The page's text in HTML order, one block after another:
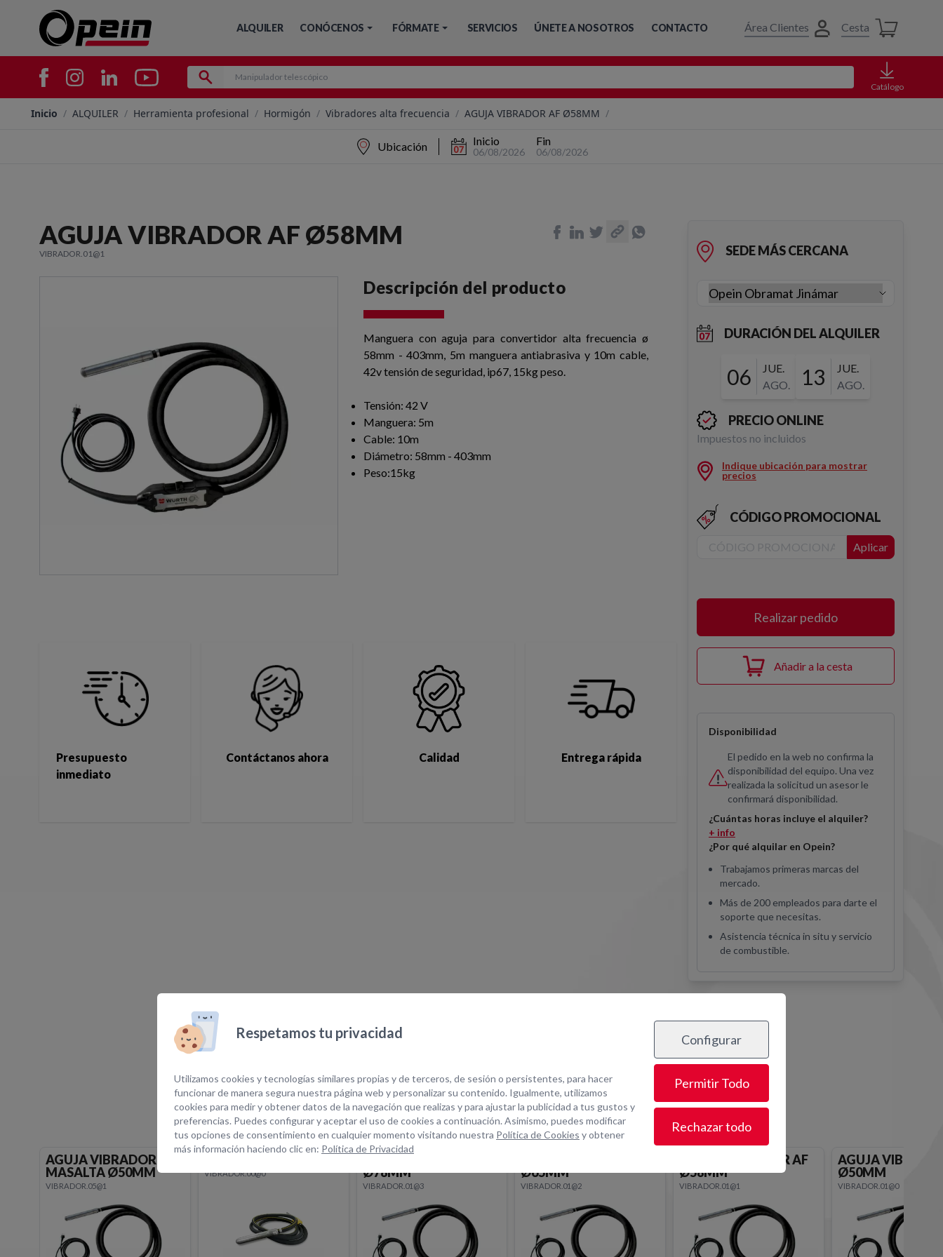
ALQUILER CONÓCENOS FÓRMATE SERVICIOS ÚNETE A NOSOTROS CONTACTO Área Clientes Cesta
Catálogo
Inicio / ALQUILER / Herramienta profesional / Hormigón / Vibradores alta frecuencia / AGUJA VIBRADOR AF Ø58MM /
Ubicación Inicio
06/08/2026
Fin
06/08/2026
AGUJA VIBRADOR AF Ø58MM
VIBRADOR.01@1
Descripción del producto
Manguera con aguja para convertidor alta frecuencia ø
58mm - 403mm, 5m manguera antiabrasiva y 10m cable,
42v tensión de seguridad, ip67, 15kg peso.
Tensión: 42 V
Manguera: 5m
Cable: 10m
Diámetro: 58mm - 403mm
Peso:15kg
Presupuesto
inmediato
Contáctanos ahora Calidad Entrega rápida
SEDE MÁS CERCANA
DURACIÓN DEL ALQUILER
06
JUE.
AGO.
13
JUE.
AGO.
PRECIO ONLINE
Impuestos no incluidos
Indique ubicación para mostrar
precios
CÓDIGO PROMOCIONAL
Aplicar
Realizar pedido
Añadir a la cesta
Disponibilidad
El pedido en la web no confirma la
disponibilidad del equipo. Una vez
realizada la solicitud un asesor le
confirmará disponibilidad.
¿Cuántas horas incluye el alquiler?
+ info
¿Por qué alquilar en Opein?
Trabajamos primeras marcas del
mercado.
Más de 200 empleados para darte el
soporte que necesitas.
Asistencia técnica in situ y servicio
de combustible.
Equipos Relacionados
AGUJA CONVERTIDOR
VIBRADOR.00@0
Ø78MM
Ø65MM
VIBRADOR.01@2
Ø58MM
VIBRADOR.01@1
AGUJA VIBRADOR AF
Ø50MM
VIBRADOR.01@0
CONVERTIDOR
400V 3xØ38-
VIBRADOR.02
Respetamos tu privacidad
Utilizamos cookies y tecnologías similares propias y de terceros, de sesión o persistentes, para hacer
funcionar de manera segura nuestra página web y personalizar su contenido. Igualmente, utilizamos
cookies para medir y obtener datos de la navegación que realizas y para ajustar la publicidad a tus gustos y
preferencias. Puedes configurar y aceptar el uso de cookies a continuación. Asimismo, puedes modificar
tus opciones de consentimiento en cualquier momento visitando nuestra Política de Cookies y obtener
más información haciendo clic en: Política de Privacidad
Configurar
Permitir Todo
Rechazar todo